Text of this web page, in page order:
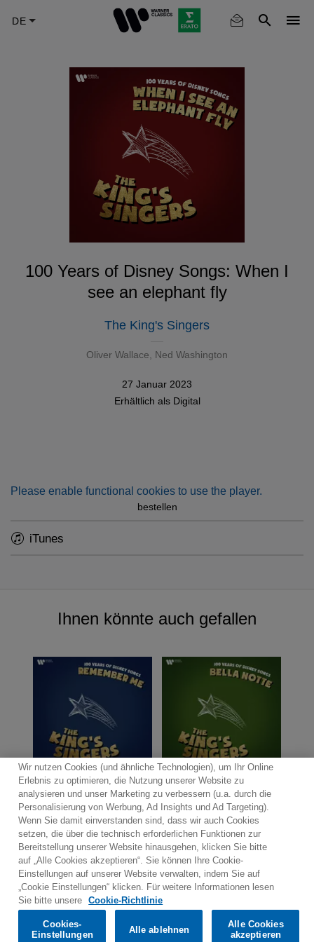
100 Years of Disney Songs: When I
see an elephant fly
The King's Singers
Oliver Wallace, Ned Washington
27 Januar 2023
Erhältlich als Digital
Please enable functional cookies to use the player.
bestellen
iTunes
Ihnen könnte auch gefallen
Kontakt Newsletter
Warner Music Medienservice
Nutzungsbedingungen
Datenschutzerklärungen
Cookies-Richtlinien
Cookies-Einstellungen
© 2025 Parlophone Records Limited. All rights reserved.
Would you prefer to visit our website in English?
Confirm
Wir nutzen Cookies (und ähnliche Technologien), um Ihr Online
Erlebnis zu optimieren, die Nutzung unserer Website zu
analysieren und unser Marketing zu verbessern (u.a. durch die
Personalisierung von Werbung, Ad Insights und Ad Targeting).
Wenn Sie damit einverstanden sind, dass wir auch Cookies
setzen, die über die technisch erforderlichen Funktionen zur
Bereitstellung unserer Website hinausgehen, klicken Sie bitte
auf „Alle Cookies akzeptieren“. Sie können Ihre Cookie-
Einstellungen auf unserer Website verwalten, indem Sie auf
„Cookie Einstellungen“ klicken. Für weitere Informationen lesen
Sie bitte unsere
Cookie-Richtlinie
Cookies-
Einstellungen
Alle ablehnen
Alle Cookies
akzeptieren